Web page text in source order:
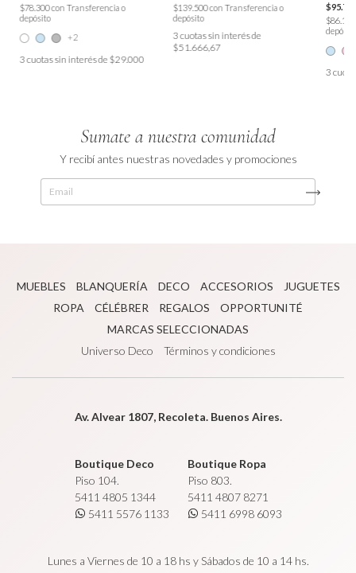
$78.300con Transferencia o
depósito
+2
3cuotas sin interés de $29.000
$139.500con Transferencia o
depósito
3cuotas sin interés de
$51.666,67
$95.700
depósito
3
Sumate a nuestra comunidad
Y recibí antes nuestras novedades y promociones
MUEBLES BLANQUERÍA DECO ACCESORIOS
JUGUETES
ROPA
CÉLÉBRER REGALOS
OPPORTUNITÉ
MARCAS SELECCIONADAS
Universo Deco
Términos y condiciones
Av. Alvear 1807, Recoleta. Buenos Aires.
Boutique Deco
Piso 104.
5411 4805 1344
5411 5576 1133
Boutique Ropa
Piso 803.
5411 4807 8271
5411 6998 6093
Lunes a Viernes de 10 a 18 hs y Sábados de 10 a 14 hs.